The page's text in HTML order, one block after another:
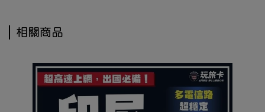
相關商品